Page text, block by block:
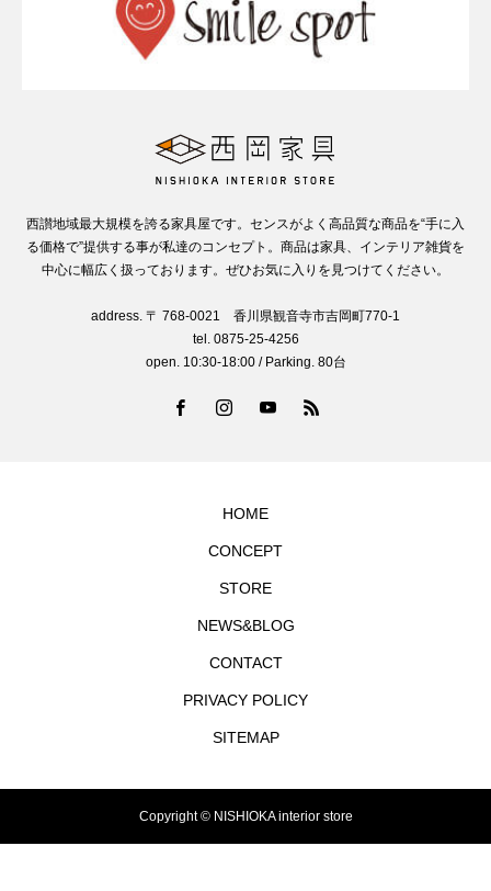
西讃地域最大規模を誇る家具屋です。センスがよく高品質な商品を“手に入
る価格で”提供する事が私達のコンセプト。商品は家具、インテリア雑貨を
中心に幅広く扱っております。ぜひお気に入りを見つけてください。
address. 〒 768-0021 香川県観音寺市吉岡町770-1
tel. 0875-25-4256
open. 10:30-18:00 / Parking. 80台
HOME
CONCEPT
STORE
NEWS&BLOG
CONTACT
PRIVACY POLICY
SITEMAP
Copyright © NISHIOKA interior store